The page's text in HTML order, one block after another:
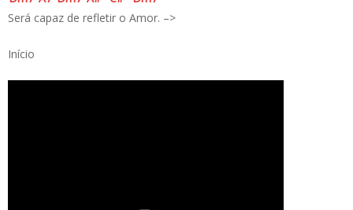
Será capaz de refletir o Amor. –>
Início